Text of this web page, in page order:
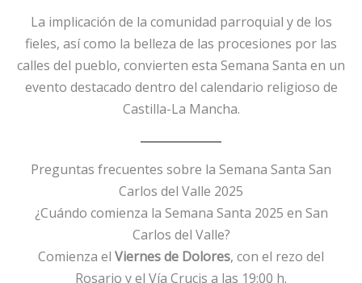
La implicación de la comunidad parroquial y de los
fieles, así como la belleza de las procesiones por las
calles del pueblo, convierten esta Semana Santa en un
evento destacado dentro del calendario religioso de
Castilla-La Mancha.
Preguntas frecuentes sobre la Semana Santa San
Carlos del Valle 2025
¿Cuándo comienza la Semana Santa 2025 en San
Carlos del Valle?
Comienza el Viernes de Dolores, con el rezo del
Rosario y el Vía Crucis a las 19:00 h.